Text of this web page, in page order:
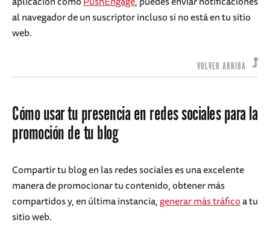
al navegador de un suscriptor incluso si no está en tu sitio
web.
VOLVER ARRIBA
Cómo usar tu presencia en redes sociales para la
promoción de tu blog
Compartir tu blog en las redes sociales es una excelente
manera de promocionar tu contenido, obtener más
compartidos y, en última instancia,generar más tráficoa tu
sitio web.